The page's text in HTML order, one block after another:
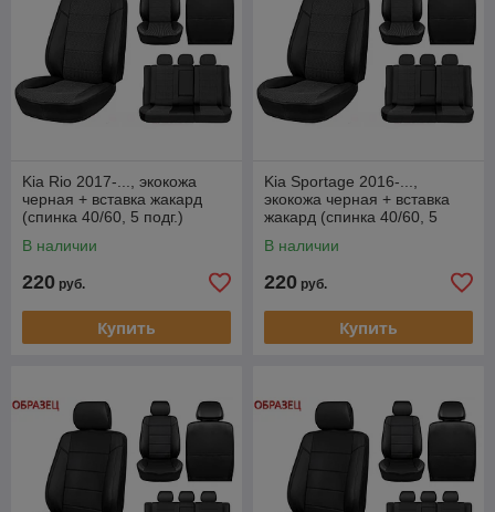
Kia Rio 2017-..., экокожа
черная + вставка жакард
(спинка 40/60, 5 подг.)
В наличии
220 руб.
Купить
Kia Sportage 2016-...,
экокожа черная + вставка
жакард (спинка 40/60, 5
В наличии
220 руб.
Купить